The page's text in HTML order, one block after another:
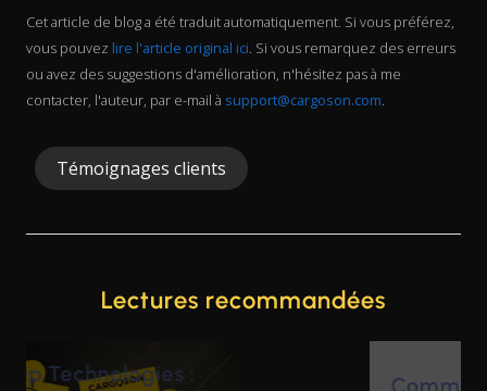
Cet article de blog a été traduit automatiquement. Si vous préférez,
vous pouvez lire l'article original ici. Si vous remarquez des erreurs
ou avez des suggestions d'amélioration, n'hésitez pas à me
contacter, l'auteur, par e-mail à support@cargoson.com.
Témoignages clients
Lectures recommandées
Comment SomnoMed a